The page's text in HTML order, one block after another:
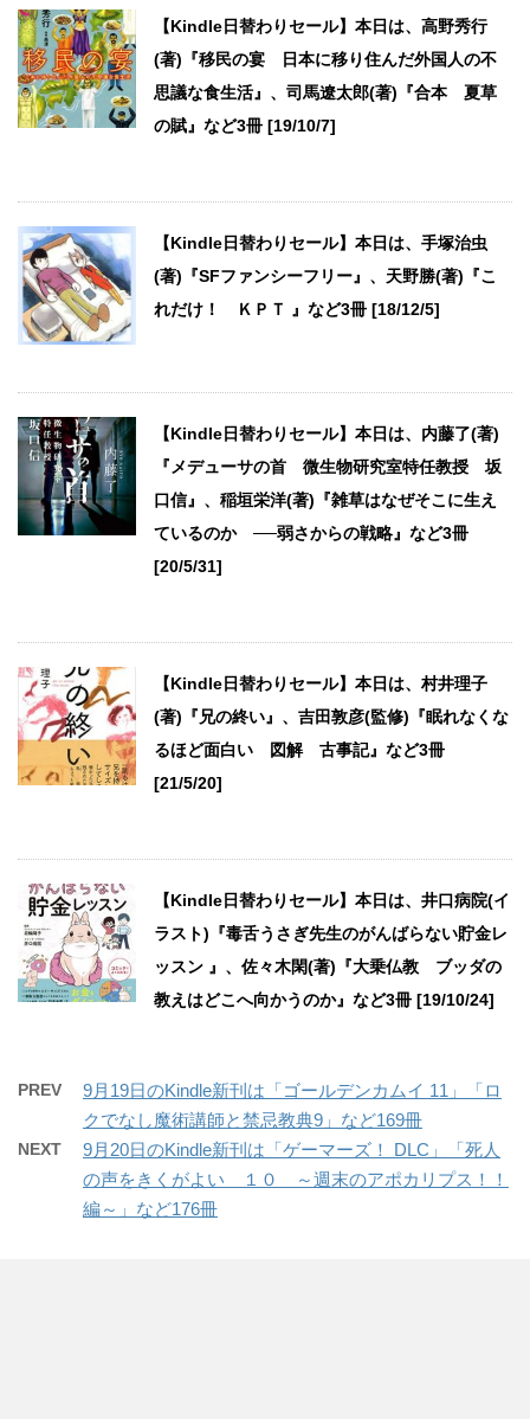
【Kindle日替わりセール】本日は、高野秀行
(著)『移民の宴 日本に移り住んだ外国人の不
思議な食生活』、司馬遼太郎(著)『合本 夏草
の賦』など3冊 [19/10/7]
【Kindle日替わりセール】本日は、手塚治虫
(著)『SFファンシーフリー』、天野勝(著)『こ
れだけ！ ＫＰＴ 』など3冊 [18/12/5]
【Kindle日替わりセール】本日は、内藤了(著)
『メデューサの首 微生物研究室特任教授 坂
口信』、稲垣栄洋(著)『雑草はなぜそこに生え
ているのか ──弱さからの戦略』など3冊
[20/5/31]
【Kindle日替わりセール】本日は、村井理子
(著)『兄の終い』、吉田敦彦(監修)『眠れなくな
るほど面白い 図解 古事記』など3冊
[21/5/20]
【Kindle日替わりセール】本日は、井口病院(イ
ラスト)『毒舌うさぎ先生のがんばらない貯金レ
ッスン 』、佐々木閑(著)『大乗仏教 ブッダの
教えはどこへ向かうのか』など3冊 [19/10/24]
PREV
9月19日のKindle新刊は「ゴールデンカムイ 11」「ロ
クでなし魔術講師と禁忌教典9」など169冊
NEXT
9月20日のKindle新刊は「ゲーマーズ！ DLC」「死人
の声をきくがよい １０ ～週末のアポカリプス！！
編～」など176冊